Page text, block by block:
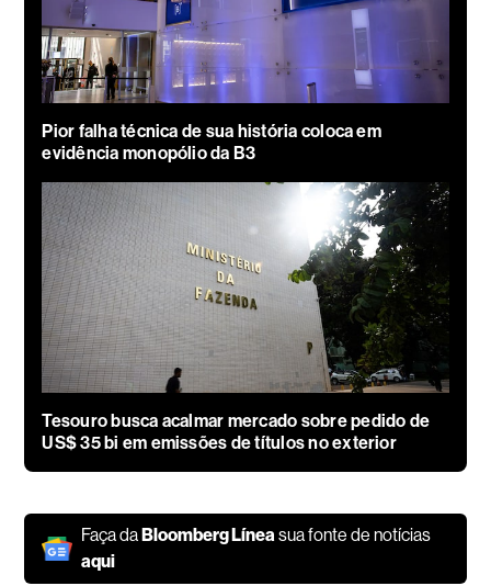
Pior falha técnica de sua história coloca em
evidência monopólio da B3
Tesouro busca acalmar mercado sobre pedido de
US$ 35 bi em emissões de títulos no exterior
Faça daBloomberg Líneasua fonte de notícias
aqui